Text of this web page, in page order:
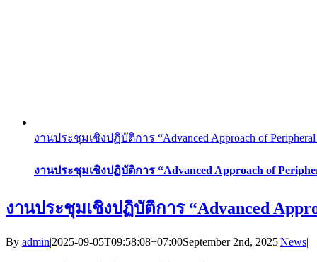
งานประชุมเชิงปฏิบัติการ “Advanced Approach of Peripheral
งานประชุมเชิงปฏิบัติการ “Advanced Approach of
งานประชุมเชิงปฏิบัติการ “Advanced
By admin|2025-09-05T09:58:08+07:00September 2nd, 2025|News|